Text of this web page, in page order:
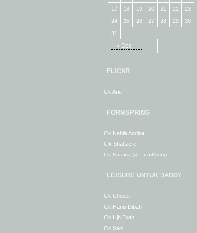
« Dec
17 18 19 20 21 22 23
24 25 26 27 28 29 30
31
FLICKR
Cik Arie
FORMSPRING
Cik Nabila Andina
CIk Shahzere
Cik Suzana @ FormSpring
LEISURE UNTUK DADDY
Cik Chedet
Cik Hanis Dibah
Cik Hjh Esah
Cik Sani